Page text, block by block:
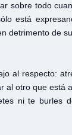
sobre todo
está
detrimento de
al respecto:
al otro que está
ni te burles